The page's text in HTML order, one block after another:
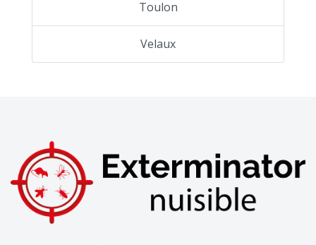
Toulon
Velaux